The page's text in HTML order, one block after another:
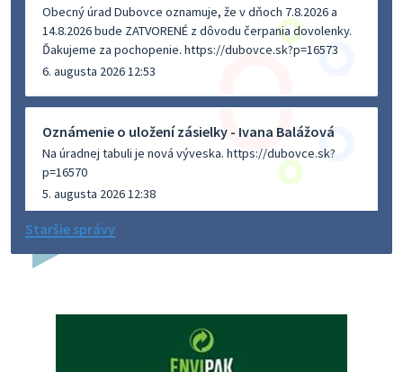
Obecný úrad Dubovce oznamuje, že v dňoch 7.8.2026 a
14.8.2026 bude ZATVORENÉ z dôvodu čerpania dovolenky.
Ďakujeme za pochopenie. https://dubovce.sk?p=16573
6. augusta 2026 12:53
Oznámenie o uložení zásielky - Ivana Balážová
Na úradnej tabuli je nová výveska. https://dubovce.sk?
p=16570
5. augusta 2026 12:38
Dovolenka - MUDr. Marián Sivoň
budeZATVORENÁ z dôvodu čerpania dovolenky. Akútne
prípady bude riešiť MUDr.Fisch…
Staršie správy